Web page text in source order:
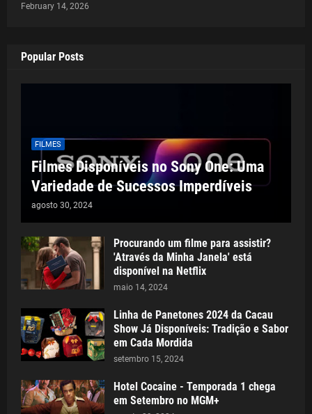
February 14, 2026
Popular Posts
FILMES
Filmes Disponíveis no Sony One: Uma
Variedade de Sucessos Imperdíveis
agosto 30, 2024
Procurando um filme para assistir?
'Através da Minha Janela' está
disponível na Netflix
maio 14, 2024
Linha de Panetones 2024 da Cacau
Show Já Disponíveis: Tradição e Sabor
em Cada Mordida
setembro 15, 2024
Hotel Cocaine - Temporada 1 chega
em Setembro no MGM+